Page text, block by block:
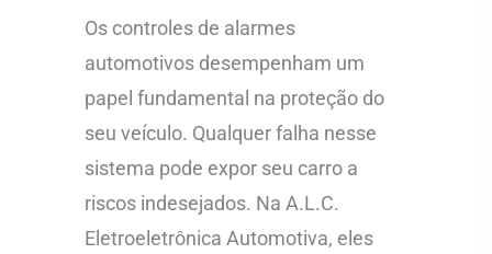
Os controles de alarmes
automotivos desempenham um
papel fundamental na proteção do
seu veículo. Qualquer falha nesse
sistema pode expor seu carro a
riscos indesejados. Na A.L.C.
Eletroeletrônica Automotiva, eles